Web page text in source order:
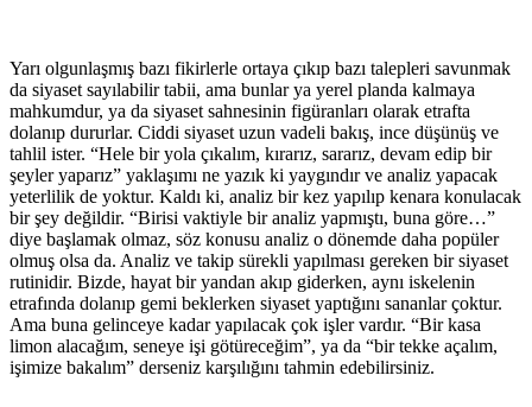
Yarı olgunlaşmış bazı fikirlerle ortaya çıkıp bazı talepleri savunmak
da siyaset sayılabilir tabii, ama bunlar ya yerel planda kalmaya
mahkumdur, ya da siyaset sahnesinin figüranları olarak etrafta
dolanıp dururlar. Ciddi siyaset uzun vadeli bakış, ince düşünüş ve
tahlil ister. “Hele bir yola çıkalım, kırarız, sararız, devam edip bir
şeyler yaparız” yaklaşımı ne yazık ki yaygındır ve analiz yapacak
yeterlilik de yoktur. Kaldı ki, analiz bir kez yapılıp kenara konulacak
bir şey değildir. “Birisi vaktiyle bir analiz yapmıştı, buna göre…”
diye başlamak olmaz, söz konusu analiz o dönemde daha popüler
olmuş olsa da. Analiz ve takip sürekli yapılması gereken bir siyaset
rutinidir. Bizde, hayat bir yandan akıp giderken, aynı iskelenin
etrafında dolanıp gemi beklerken siyaset yaptığını sananlar çoktur.
Ama buna gelinceye kadar yapılacak çok işler vardır. “Bir kasa
limon alacağım, seneye işi götüreceğim”, ya da “bir tekke açalım,
işimize bakalım” derseniz karşılığını tahmin edebilirsiniz.